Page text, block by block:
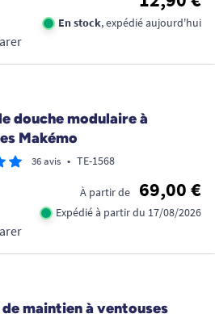
En stock, expédié aujourd'hui
douche modulaire à
Makémo
36 avis • TE-1568
À partir de 69,00 €
Expédié à partir du 17/08/2026
de maintien à ventouses